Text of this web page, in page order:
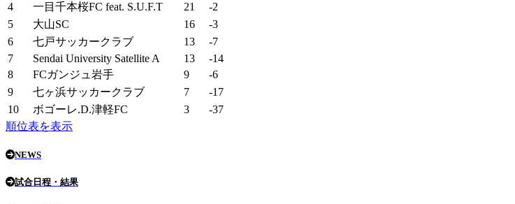
4
一目千本桜FC feat. S.U.F.T 21
-2
5
大山SC 16
-3
6
七戸サッカークラブ 13
-7
7
Sendai University Satellite A 13
-14
8
FCガンジュ岩手 9
-6
9
七ヶ浜サッカークラブ 7
-17
10
ボゴーレ.D.津軽FC 3
-37
順位表を表示
NEWS
試合日程・結果